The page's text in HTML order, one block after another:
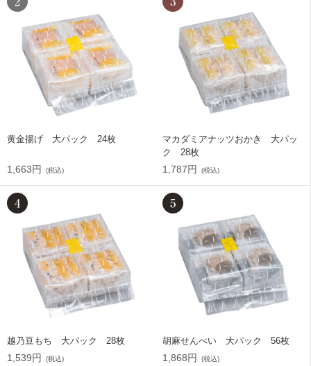
黄金揚げ 大パック 24枚
1,663円 (税込)
マカダミアナッツおかき 大パッ
ク 28枚
1,787円 (税込)
越乃豆もち 大パック 28枚
1,539円 (税込)
胡麻せんべい 大パック 56枚
1,868円 (税込)